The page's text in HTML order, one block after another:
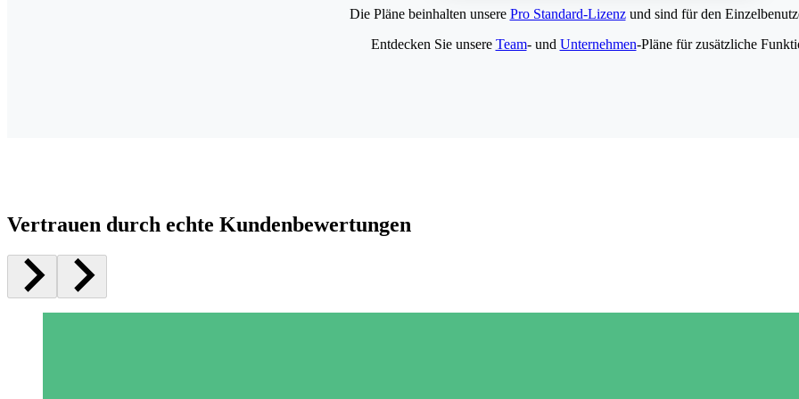
Die Pläne beinhalten unsere Pro Standard-Lizenzund sind für den
Entdecken Sie unsere Team- und Unternehmen-Pläne für zusätzliche
Vertrauen durch echte Kundenbewertungen